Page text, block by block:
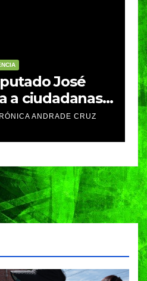
José
a ciudadanas y
ANDRADE CRUZ